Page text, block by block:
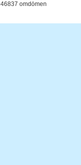
omdömen